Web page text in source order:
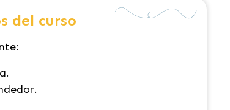
del curso